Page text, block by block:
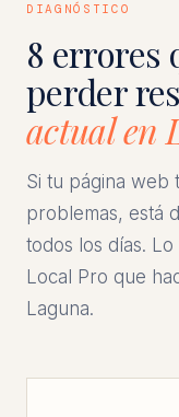
DIAGNÓSTICO
8 errores
perder
actual en
Si tu página web
problemas, está
todos los días.
Local Pro que
Laguna.